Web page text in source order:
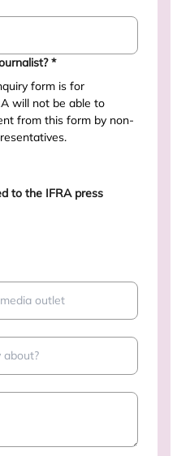
*
form is for
will not be able to
from this form by non-
to the IFRA press